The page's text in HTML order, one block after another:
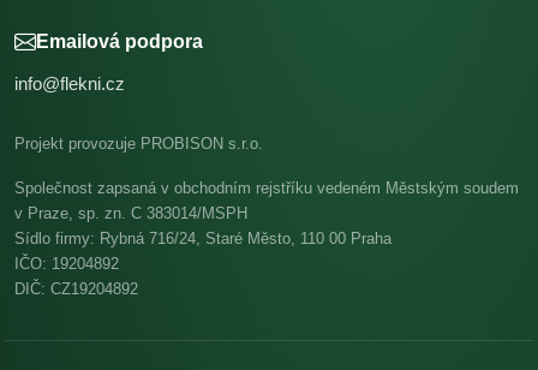
Emailová podpora
info@flekni.cz
Projekt provozuje PROBISON s.r.o.
Společnost zapsaná v obchodním rejstříku vedeném Městským soudem
v Praze, sp. zn. C 383014/MSPH
Sídlo firmy: Rybná 716/24, Staré Město, 110 00 Praha
IČO: 19204892
DIČ: CZ19204892